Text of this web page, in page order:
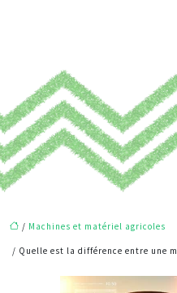
/ Machines et matériel agricoles
/ Quelle est la différence entre une